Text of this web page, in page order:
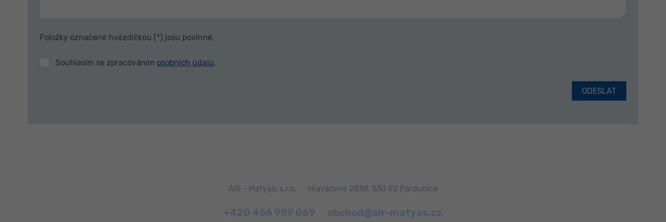
Položky označené hvězdičkou (*) jsou povinné.
Souhlasím se zpracováním osobních údajů.
ODESLAT
AIR - Matyáš, s.r.o. Hlaváčova 2838, 530 02 Pardubice
+420 466 959 069 obchod@air-matyas.cz